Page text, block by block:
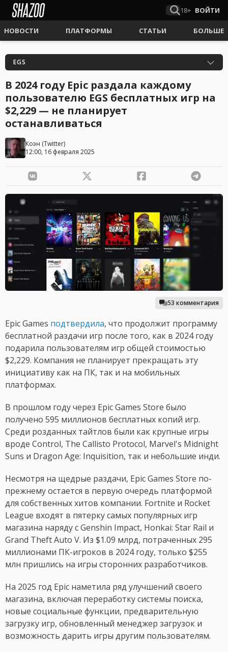
18+ ВОЙТИ
НОВОСТИ ПЛАТФОРМЫ СТАТЬИ БОЛЬШЕ
EGS
В 2024 году Epic раздала каждому
пользователю EGS бесплатных игр на
$2,229 — не планирует
останавливаться
Коэн (Twitter)
12:00, 16 февраля 2025
53 комментария
Epic Games подтвердила, что продолжит программу
бесплатной раздачи игр после того, как в 2024 году
подарила пользователям игр общей стоимостью
$2,229. Компания не планирует прекращать эту
инициативу как на ПК, так и на мобильных
платформах.
В прошлом году через Epic Games Store было
получено 595 миллионов бесплатных копий игр.
Среди розданных тайтлов были как крупные игры
вроде Control, The Callisto Protocol, Marvel's Midnight
Suns и Dragon Age: Inquisition, так и небольшие инди.
Несмотря на щедрые раздачи, Epic Games Store по-
прежнему остается в первую очередь платформой
для собственных хитов компании. Fortnite и Rocket
League входят в пятерку самых популярных игр
магазина наряду с Genshin Impact, Honkai: Star Rail и
Grand Theft Auto V. Из $1.09 млрд, потраченных 295
миллионами ПК-игроков в 2024 году, только $255
млн пришлись на игры сторонних разработчиков.
На 2025 год Epic наметила ряд улучшений своего
магазина, включая переработку системы поиска,
новые социальные функции, предварительную
загрузку игр, обновленный менеджер загрузок и
возможность дарить игры другим пользователям.